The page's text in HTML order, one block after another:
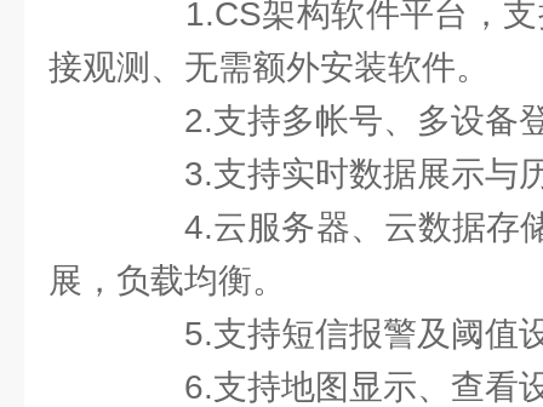
1.CS架构软件平台，支
接观测、无需额外安装软件。
2.支持多帐号、多设备
3.支持实时数据展示与
4.云服务器、云数据存
展，负载均衡。
5.支持短信报警及阈值
6.支持地图显示、查看